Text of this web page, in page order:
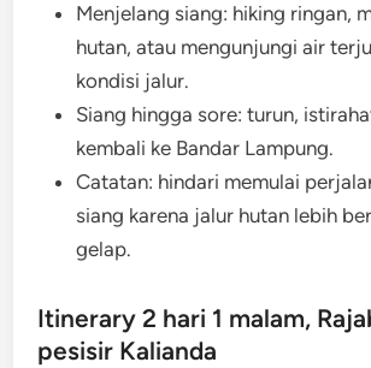
Menjelang siang: hiking ringan,
hutan, atau mengunjungi air
kondisi jalur.
Siang hingga sore: turun,
kembali ke Bandar Lampung.
Catatan: hindari memulai
siang karena jalur hutan lebih
gelap.
Itinerary 2 hari 1 malam,
pesisir Kalianda